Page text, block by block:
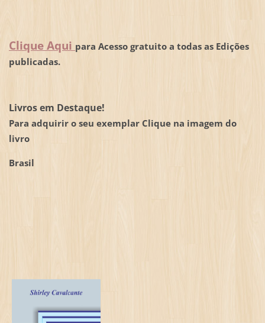
Clique Aqui para Acesso gratuito a todas as Edições
publicadas.
Livros em Destaque!
Para adquirir o seu exemplar Clique na imagem do
livro
Brasil